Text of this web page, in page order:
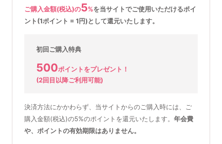
ご購入金額(税込)の5%を当サイトでご使用いただけるポイ
ント(1ポイント = 1円)として還元いたします。
初回ご購入特典
500ポイントをプレゼント！
(2回目以降ご利用可能)
決済方法にかかわらず、当サイトからのご購入時には、ご
購入金額(税込)の5%のポイントを還元いたします。 年会費
や、ポイントの有効期限はありません。